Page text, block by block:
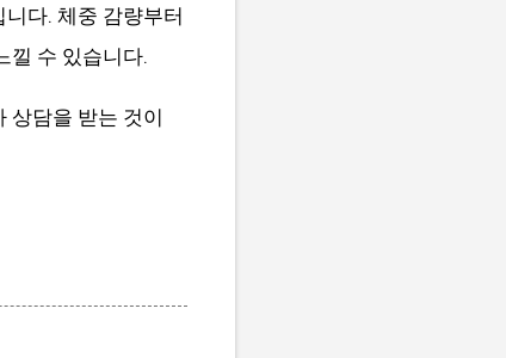
다. 체중 감량부터
낄 수 있습니다.
상담을 받는 것이